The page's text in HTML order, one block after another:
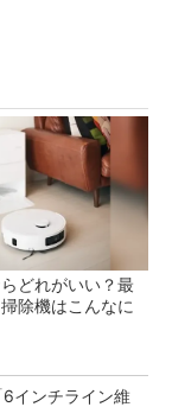
どれがいい？最
除機はこんなに
インチライン維